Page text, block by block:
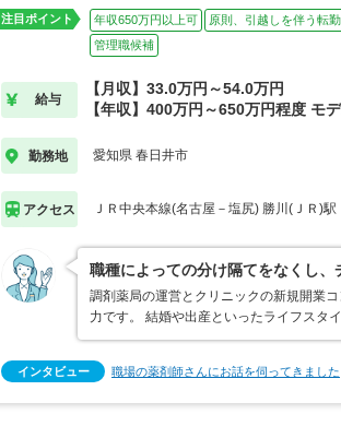
注目ポイント 年収650万円以上可 原則、引越しを伴う転
管理職候補
給与
【月収】33.0万円～54.0万円
【年収】400万円～650万円程度 モ
勤務地 愛知県 春日井市
アクセス ＪＲ中央本線(名古屋－塩尻) 勝川(ＪＲ)駅
職種によっての分け隔てをなくし、
調剤薬局の運営とクリニックの新規開業
力です。 結婚や出産といったライフスタ
インタビュー 職場の薬剤師さんにお話を伺ってきました